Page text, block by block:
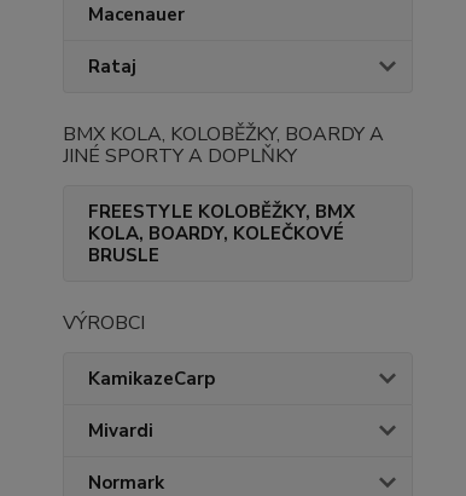
Macenauer
Rataj
BMX KOLA, KOLOBĚŽKY, BOARDY A
JINÉ SPORTY A DOPLŇKY
FREESTYLE KOLOBĚŽKY, BMX
KOLA, BOARDY, KOLEČKOVÉ
BRUSLE
VÝROBCI
KamikazeCarp
Mivardi
Normark